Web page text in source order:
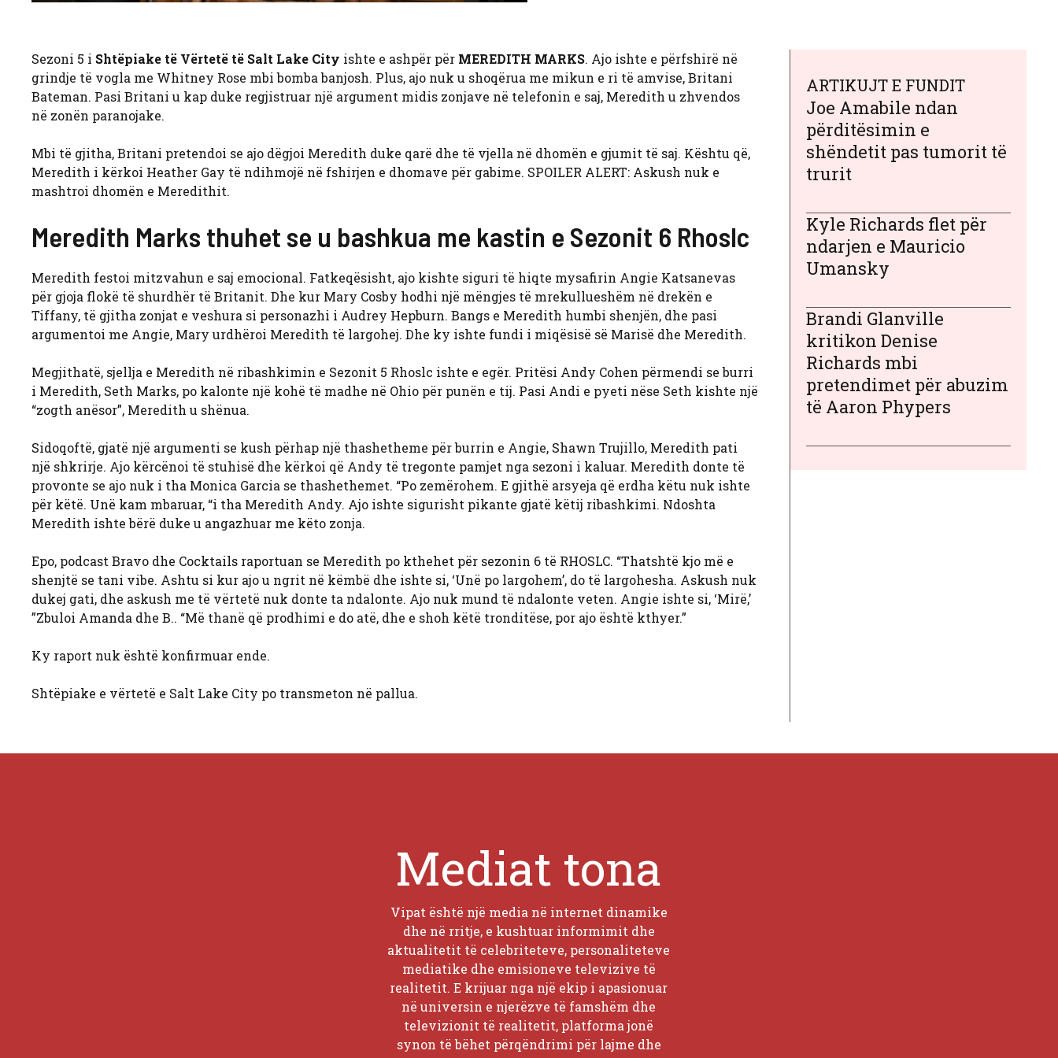
Sezoni 5 i Shtëpiake të Vërtetë të Salt Lake City ishte e ashpër për MEREDITH MARKS. Ajo ishte e përfshirë në
grindje të vogla me Whitney Rose mbi bomba banjosh. Plus, ajo nuk u shoqërua me mikun e ri të amvise, Britani
Bateman. Pasi Britani u kap duke regjistruar një argument midis zonjave në telefonin e saj, Meredith u zhvendos
në zonën paranojake.
Mbi të gjitha, Britani pretendoi se ajo dëgjoi Meredith duke qarë dhe të vjella në dhomën e gjumit të saj. Kështu që,
Meredith i kërkoi Heather Gay të ndihmojë në fshirjen e dhomave për gabime. SPOILER ALERT: Askush nuk e
mashtroi dhomën e Meredithit.
Meredith Marks thuhet se u bashkua me kastin e Sezonit 6 Rhoslc
Meredith festoi mitzvahun e saj emocional. Fatkeqësisht, ajo kishte siguri të hiqte mysafirin Angie Katsanevas
për gjoja flokë të shurdhër të Britanit. Dhe kur Mary Cosby hodhi një mëngjes të mrekullueshëm në drekën e
Tiffany, të gjitha zonjat e veshura si personazhi i Audrey Hepburn. Bangs e Meredith humbi shenjën, dhe pasi
argumentoi me Angie, Mary urdhëroi Meredith të largohej. Dhe ky ishte fundi i miqësisë së Marisë dhe Meredith.
Megjithatë, sjellja e Meredith në ribashkimin e Sezonit 5 Rhoslc ishte e egër. Pritësi Andy Cohen përmendi se burri
i Meredith, Seth Marks, po kalonte një kohë të madhe në Ohio për punën e tij. Pasi Andi e pyeti nëse Seth kishte një
“zogth anësor”, Meredith u shënua.
Sidoqoftë, gjatë një argumenti se kush përhap një thashetheme për burrin e Angie, Shawn Trujillo, Meredith pati
një shkrirje. Ajo kërcënoi të stuhisë dhe kërkoi që Andy të tregonte pamjet nga sezoni i kaluar. Meredith donte të
provonte se ajo nuk i tha Monica Garcia se thashethemet. “Po zemërohem. E gjithë arsyeja që erdha këtu nuk ishte
për këtë. Unë kam mbaruar, “i tha Meredith Andy. Ajo ishte sigurisht pikante gjatë këtij ribashkimi. Ndoshta
Meredith ishte bërë duke u angazhuar me këto zonja.
Epo, podcast Bravo dhe Cocktails raportuan se Meredith po kthehet për sezonin 6 të RHOSLC. “Thatshtë kjo më e
shenjtë se tani vibe. Ashtu si kur ajo u ngrit në këmbë dhe ishte si, ‘Unë po largohem’, do të largohesha. Askush nuk
dukej gati, dhe askush me të vërtetë nuk donte ta ndalonte. Ajo nuk mund të ndalonte veten. Angie ishte si, ‘Mirë,’
”Zbuloi Amanda dhe B.. “Më thanë që prodhimi e do atë, dhe e shoh këtë tronditëse, por ajo është kthyer.”
Ky raport nuk është konfirmuar ende.
Shtëpiake e vërtetë e Salt Lake City po transmeton në pallua.
ARTIKUJT E FUNDIT
Joe Amabile ndan
përditësimin e
shëndetit pas tumorit të
trurit
Kyle Richards flet për
ndarjen e Mauricio
Umansky
Brandi Glanville
kritikon Denise
Richards mbi
pretendimet për abuzim
të Aaron Phypers
Mediat tona
Vipat është një media në internet dinamike
dhe në rritje, e kushtuar informimit dhe
aktualitetit të celebriteteve, personaliteteve
mediatike dhe emisioneve televizive të
realitetit. E krijuar nga një ekip i apasionuar
në universin e njerëzve të famshëm dhe
televizionit të realitetit, platforma jonë
synon të bëhet përqëndrimi për lajme dhe